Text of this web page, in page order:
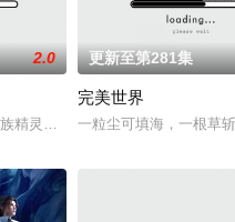
2.0
精灵竟然成了关键所在！东方桃
更新至第281集
完美世界
一粒尘可填海，一根草